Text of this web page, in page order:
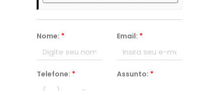
Nome: * Email: *
Telefone: * Assunto: *